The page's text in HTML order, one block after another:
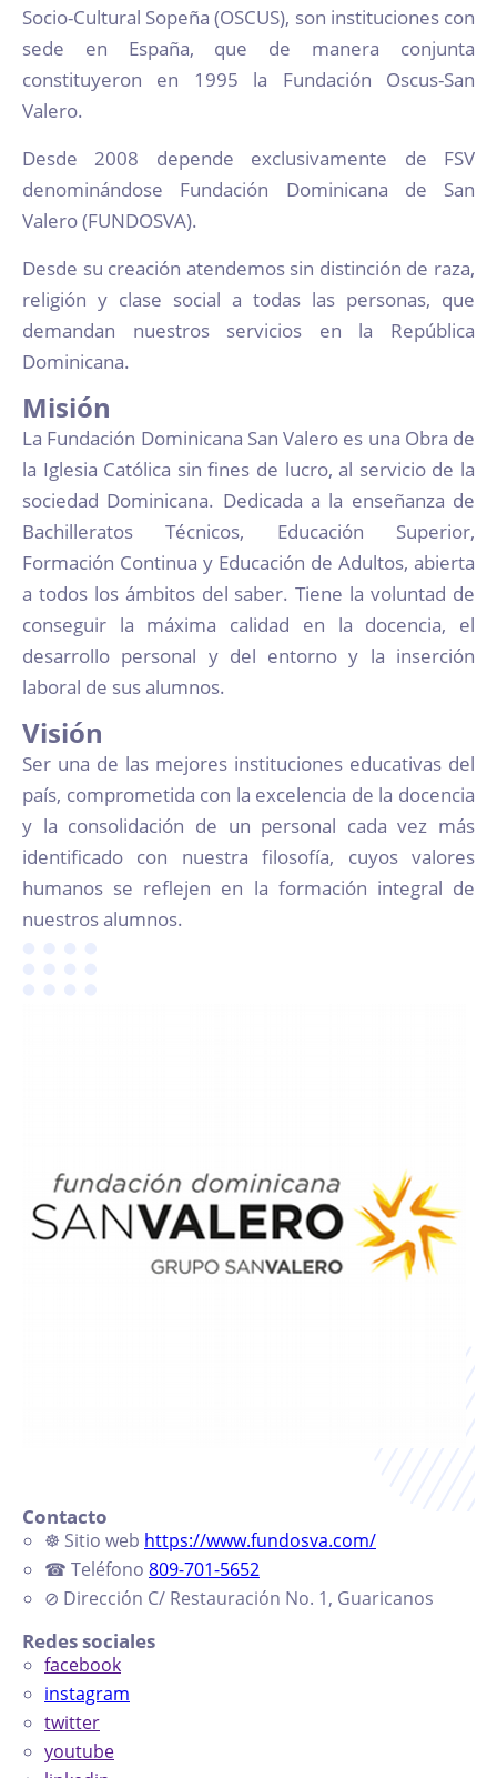
Socio-Cultural Sopeña (OSCUS), son instituciones con
sede en España, que de manera conjunta
constituyeron en 1995 la Fundación Oscus-San
Valero.
Desde 2008 depende exclusivamente de FSV
denominándose Fundación Dominicana de San
Valero (FUNDOSVA).
Desde su creación atendemos sin distinción de raza,
religión y clase social a todas las personas, que
demandan nuestros servicios en la República
Dominicana.
Misión
La Fundación Dominicana San Valero es una Obra de
la Iglesia Católica sin fines de lucro, al servicio de la
sociedad Dominicana. Dedicada a la enseñanza de
Bachilleratos Técnicos, Educación Superior,
Formación Continua y Educación de Adultos, abierta
a todos los ámbitos del saber. Tiene la voluntad de
conseguir la máxima calidad en la docencia, el
desarrollo personal y del entorno y la inserción
laboral de sus alumnos.
Visión
Ser una de las mejores instituciones educativas del
país, comprometida con la excelencia de la docencia
y la consolidación de un personal cada vez más
identificado con nuestra filosofía, cuyos valores
humanos se reflejen en la formación integral de
nuestros alumnos.
Contacto
☸ Sitio web https://www.fundosva.com/
☎ Teléfono 809-701-5652
⊘ Dirección C/ Restauración No. 1, Guaricanos
Redes sociales
facebook
instagram
twitter
youtube